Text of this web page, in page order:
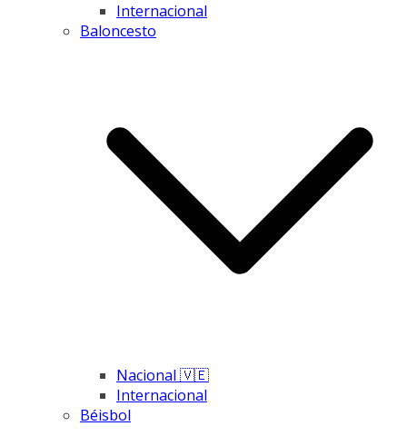
Internacional
Baloncesto
Nacional 🇻🇪
Internacional
Béisbol